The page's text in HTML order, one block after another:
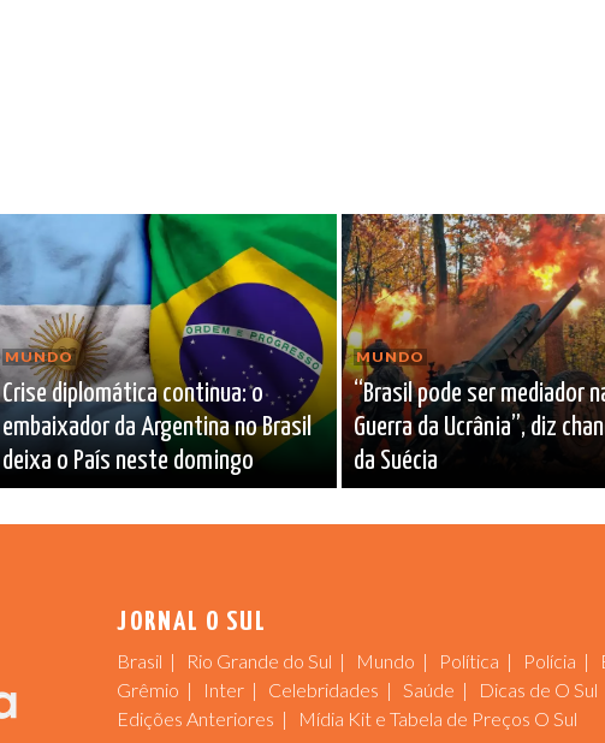
MUNDO
Crise diplomática continua: o
embaixador da Argentina no Brasil
deixa o País neste domingo
MUNDO
“Brasil pode ser mediador
Guerra da Ucrânia”, diz
da Suécia
JORNAL O SUL
Brasil Rio Grande do Sul Mundo Política Polícia
Grêmio
Inter Celebridades Saúde Dicas de O Sul
Edições Anteriores
Mídia Kit e Tabela de Preços O Sul